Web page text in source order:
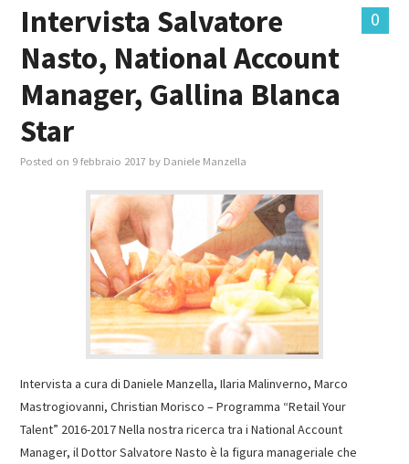
0
Intervista Salvatore
Nasto, National Account
Manager, Gallina Blanca
Star
Posted on 9 febbraio 2017 by Daniele Manzella
Intervista a cura di Daniele Manzella, Ilaria Malinverno, Marco
Mastrogiovanni, Christian Morisco – Programma “Retail Your
Talent” 2016-2017 Nella nostra ricerca tra i National Account
Manager, il Dottor Salvatore Nasto è la figura manageriale che